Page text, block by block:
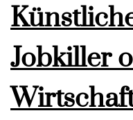
Jobkiller